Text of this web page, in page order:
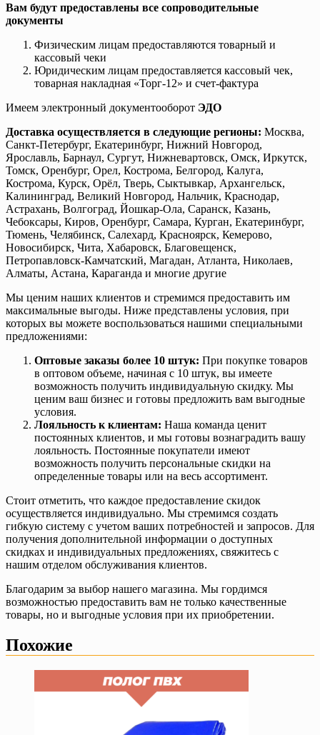
Вам будут предоставлены все сопроводительные
документы
Физическим лицам предоставляются товарный и
кассовый чеки
Юридическим лицам предоставляется кассовый чек,
товарная накладная «Торг-12» и счет-фактура
Имеем электронный документооборот ЭДО
Доставка осуществляется в следующие регионы: Москва,
Санкт-Петербург, Екатеринбург, Нижний Новгород,
Ярославль, Барнаул, Сургут, Нижневартовск, Омск, Иркутск,
Томск, Оренбург, Орел, Кострома, Белгород, Калуга,
Кострома, Курск, Орёл, Тверь, Сыктывкар, Архангельск,
Калининград, Великий Новгород, Нальчик, Краснодар,
Астрахань, Волгоград, Йошкар-Ола, Саранск, Казань,
Чебоксары, Киров, Оренбург, Самара, Курган, Екатеринбург,
Тюмень, Челябинск, Салехард, Красноярск, Кемерово,
Новосибирск, Чита, Хабаровск, Благовещенск,
Петропавловск-Камчатский, Магадан, Атланта, Николаев,
Алматы, Астана, Караганда и многие другие
Мы ценим наших клиентов и стремимся предоставить им
максимальные выгоды. Ниже представлены условия, при
которых вы можете воспользоваться нашими специальными
предложениями:
Оптовые заказы более 10 штук: При покупке товаров
в оптовом объеме, начиная с 10 штук, вы имеете
возможность получить индивидуальную скидку. Мы
ценим ваш бизнес и готовы предложить вам выгодные
условия.
Лояльность к клиентам: Наша команда ценит
постоянных клиентов, и мы готовы вознаградить вашу
лояльность. Постоянные покупатели имеют
возможность получить персональные скидки на
определенные товары или на весь ассортимент.
Стоит отметить, что каждое предоставление скидок
осуществляется индивидуально. Мы стремимся создать
гибкую систему с учетом ваших потребностей и запросов. Для
получения дополнительной информации о доступных
скидках и индивидуальных предложениях, свяжитесь с
нашим отделом обслуживания клиентов.
Благодарим за выбор нашего магазина. Мы гордимся
возможностью предоставить вам не только качественные
товары, но и выгодные условия при их приобретении.
Похожие